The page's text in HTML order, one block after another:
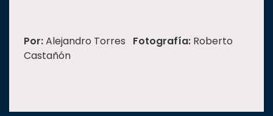
Por:Alejandro Torres Fotografía: Roberto
Castañón